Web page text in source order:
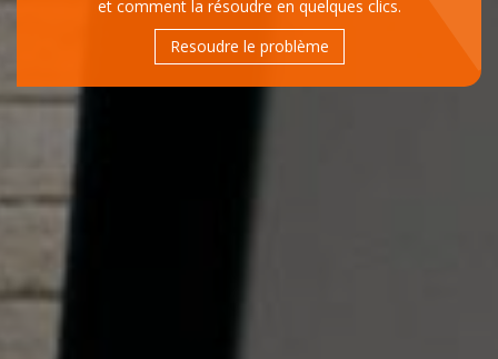
et comment la résoudre en quelques clics.
Resoudre le problème